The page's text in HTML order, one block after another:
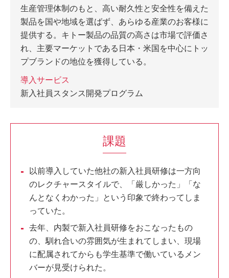
生産管理体制のもと、高い耐久性と安全性を備えた
製品を国や地域を選ばず、あらゆる産業のお客様に
提供する。キトー製品の品質の高さは市場で評価さ
れ、主要マーケットである日本・米国を中心にトッ
プブランドの地位を獲得している。
導入サービス
新入社員スタンス開発プログラム
課題
以前導入していた他社の新入社員研修は一方向
のレクチャースタイルで、「厳しかった」「な
んとなくわかった」という印象で終わってしま
っていた。
去年、内製で新入社員研修をおこなったもの
の、馴れ合いの雰囲気が生まれてしまい、現場
に配属されてからも学生基準で働いているメン
バーが見受けられた。